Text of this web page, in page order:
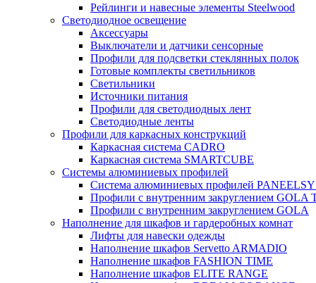
Рейлинги и навесные элементы Steelwood
Светодиодное освещение
Аксессуары
Выключатели и датчики сенсорные
Профили для подсветки стеклянных полок
Готовые комплекты светильников
Светильники
Источники питания
Профили для светодиодных лент
Светодиодные ленты
Профили для каркасных конструкций
Каркасная система CADRO
Каркасная система SMARTCUBE
Системы алюминиевых профилей
Система алюминиевых профилей
Профили с внутренним закруглением GOLA
Профили с внутренним закруглением GOLA
Наполнение для шкафов и гардеробных комнат
Лифты для навески одежды
Наполнение шкафов Servetto ARMADIO
Наполнение шкафов FASHION TIME
Наполнение шкафов ELITE RANGE